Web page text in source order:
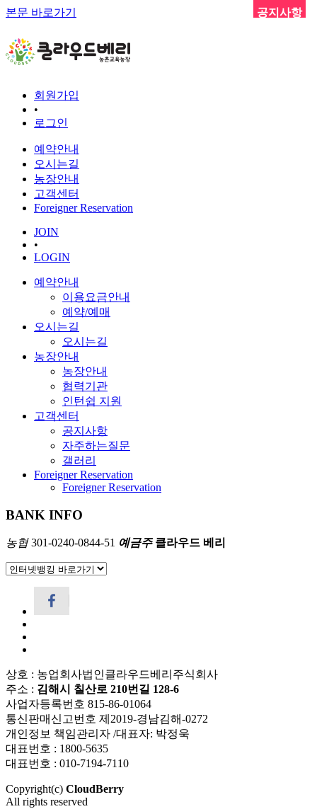
본문 바로가기
회원가입
•
로그인
예약안내
오시는길
농장안내
고객센터
Foreigner Reservation
JOIN
•
LOGIN
예약안내
이용요금안내
예약/예매
오시는길
오시는길
농장안내
농장안내
협력기관
인턴쉽 지원
고객센터
공지사항
자주하는질문
갤러리
Foreigner Reservation
Foreigner Reservation
BANK INFO
농협301-0240-0844-51 예금주클라우드 베리
상호 : 농업회사법인클라우드베리주식회사
주소 : 김해시 칠산로 210번길 128-6
사업자등록번호 815-86-01064
통신판매신고번호 제2019-경남김해-0272
개인정보 책임관리자 /대표자: 박정욱
대표번호 : 1800-5635
대표번호 : 010-7194-7110
Copyright(c) CloudBerry
All rights reserved
공지사항